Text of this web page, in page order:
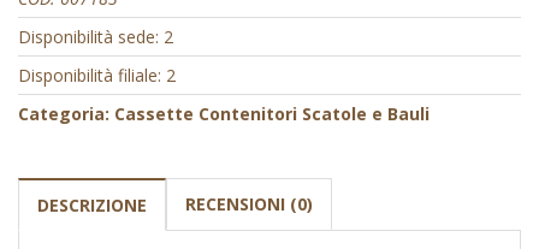
Disponibilità sede: 2
Disponibilità filiale: 2
Categoria: Cassette Contenitori Scatole e Bauli
DESCRIZIONE RECENSIONI (0)